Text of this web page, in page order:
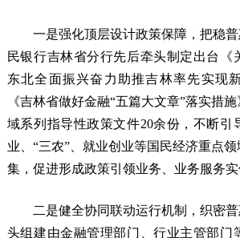
一是强化顶层设计政策保障，把稳普
民银行吉林省分行先后牵头制定出台《
东北全面振兴奋力助推吉林率先实现
《吉林省做好金融“五篇大文章”落实措
域系列指导性政策文件20余份，不断引
业、“三农”、就业创业等国民经济重点
集，促进形成政策引领业务、业务服务实
二是健全协同联动运行机制，织密
头组建由金融管理部门、行业主管部门